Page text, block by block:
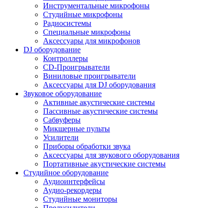
Инструментальные микрофоны
Студийные микрофоны
Радиосистемы
Специальные микрофоны
Аксессуары для микрофонов
DJ оборудование
Контроллеры
CD-Проигрыватели
Виниловые проигрыватели
Аксессуары для DJ оборудования
Звуковое оборудование
Активные акустические системы
Пассивные акустические системы
Сабвуферы
Микшерные пульты
Усилители
Приборы обработки звука
Аксессуары для звукового оборудования
Портативные акустические системы
Студийное оборудование
Аудиоинтерфейсы
Аудио-рекордеры
Студийные мониторы